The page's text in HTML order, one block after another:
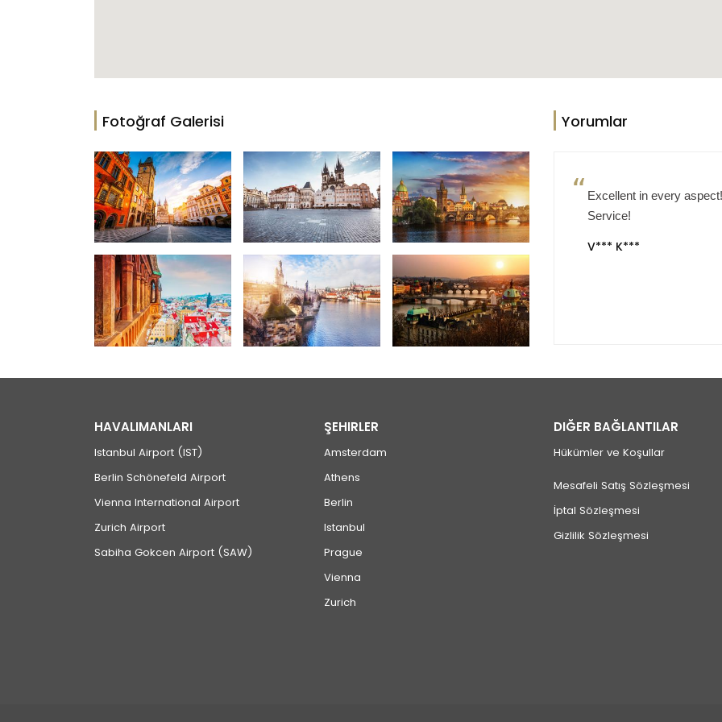
Fotoğraf Galerisi Yorumlar
Excellent in every
Service!
V*** K***
HAVALIMANLARI
Istanbul Airport (IST)
Berlin Schönefeld Airport
Vienna International Airport
Zurich Airport
Sabiha Gokcen Airport (SAW)
ŞEHIRLER
Amsterdam
Athens
Berlin
Istanbul
Prague
Vienna
Zurich
DIĞER BAĞLANTILAR
Hükümler ve Koşullar
Mesafeli Satış Sözleşmesi
İptal Sözleşmesi
Gizlilik Sözleşmesi